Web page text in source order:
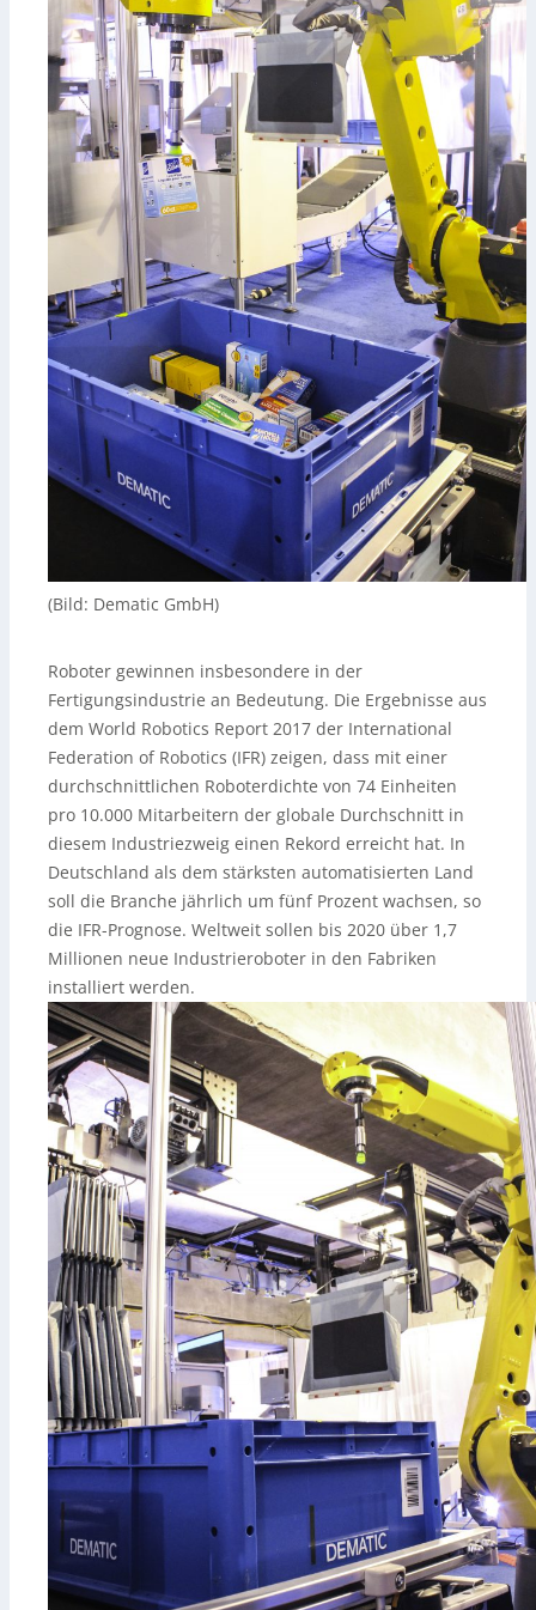
(Bild: Dematic GmbH)
Roboter gewinnen insbesondere in der
Fertigungsindustrie an Bedeutung. Die Ergebnisse aus
dem World Robotics Report 2017 der International
Federation of Robotics (IFR) zeigen, dass mit einer
durchschnittlichen Roboterdichte von 74 Einheiten
pro 10.000 Mitarbeitern der globale Durchschnitt in
diesem Industriezweig einen Rekord erreicht hat. In
Deutschland als dem stärksten automatisierten Land
soll die Branche jährlich um fünf Prozent wachsen, so
die IFR-Prognose. Weltweit sollen bis 2020 über 1,7
Millionen neue Industrieroboter in den Fabriken
installiert werden.